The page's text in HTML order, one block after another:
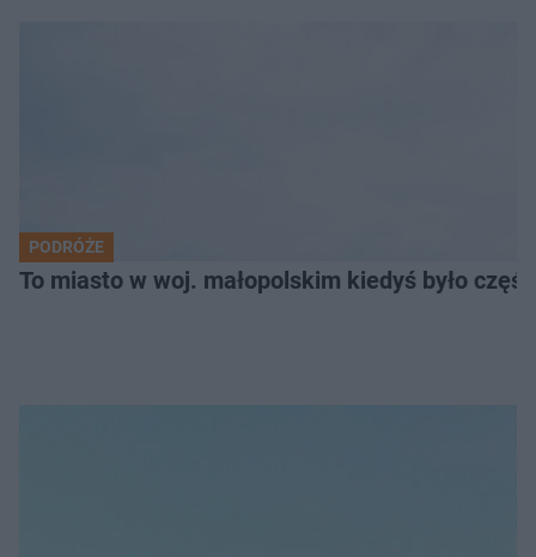
PODRÓŻE
To miasto w woj. małopolskim kiedyś było